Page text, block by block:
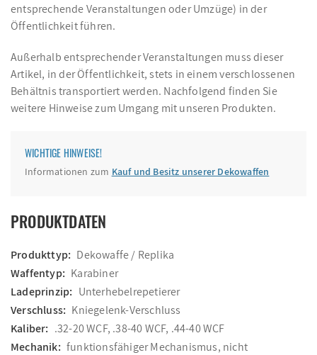
entsprechende Veranstaltungen oder Umzüge) in der
Öffentlichkeit führen.
Außerhalb entsprechender Veranstaltungen muss dieser
Artikel, in der Öffentlichkeit, stets in einem verschlossenen
Behältnis transportiert werden. Nachfolgend finden Sie
weitere Hinweise zum Umgang mit unseren Produkten.
WICHTIGE HINWEISE!
Informationen zum Kauf und Besitz unserer Dekowaffen
PRODUKTDATEN
Produkttyp: Dekowaffe / Replika
Waffentyp: Karabiner
Ladeprinzip: Unterhebelrepetierer
Verschluss: Kniegelenk-Verschluss
Kaliber: .32-20 WCF, .38-40 WCF, .44-40 WCF
Mechanik: funktionsfähiger Mechanismus, nicht